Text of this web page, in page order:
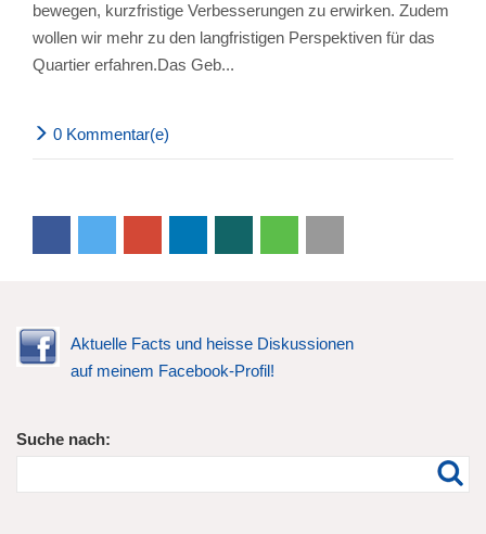
bewegen, kurzfristige Verbesserungen zu erwirken. Zudem
wollen wir mehr zu den langfristigen Perspektiven für das
Quartier erfahren.Das Geb...
0 Kommentar(e)
Aktuelle Facts und heisse Diskussionen
auf meinem Facebook-Profil!
Suche nach: